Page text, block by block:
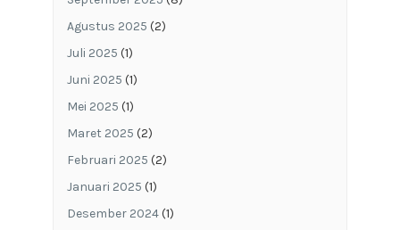
Agustus 2025 (2)
Juli 2025 (1)
Juni 2025 (1)
Mei 2025 (1)
Maret 2025 (2)
Februari 2025 (2)
Januari 2025 (1)
Desember 2024(1)